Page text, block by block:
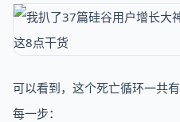
可以看到，这个死亡循环一共
每一步：